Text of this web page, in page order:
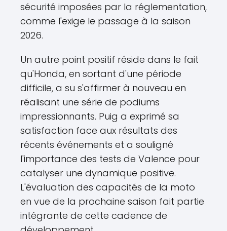
sécurité imposées par la réglementation,
comme l'exige le passage à la saison
2026.
Un autre point positif réside dans le fait
qu'Honda, en sortant d'une période
difficile, a su s'affirmer à nouveau en
réalisant une série de podiums
impressionnants. Puig a exprimé sa
satisfaction face aux résultats des
récents événements et a souligné
l'importance des tests de Valence pour
catalyser une dynamique positive.
L'évaluation des capacités de la moto
en vue de la prochaine saison fait partie
intégrante de cette cadence de